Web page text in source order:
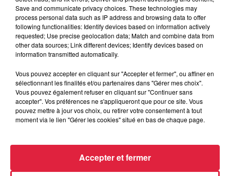
l’après Euro-Mir
Dans la même série
Thierry du Domaine Wunsch et
Save and communicate privacy choices. These technologies may
process personal data such as IP address and browsing data to offer
following functionalities: Identify devices based on information actively
requested; Use precise geolocation data; Match and combine data from
other data sources; Link different devices; Identify devices based on
information transmitted automatically.
Vous pouvez accepter en cliquant sur "Accepter et fermer", ou affiner en
sélectionnant les finalités et/ou partenaires dans "Gérer mes choix".
Vous pouvez également refuser en cliquant sur "Continuer sans
accepter". Vos préférences ne s'appliqueront que pour ce site. Vous
pouvez mettre à jour vos choix, ou retirer votre consentement à tout
moment via le lien "Gérer les cookies" situé en bas de chaque page.
Accepter et fermer